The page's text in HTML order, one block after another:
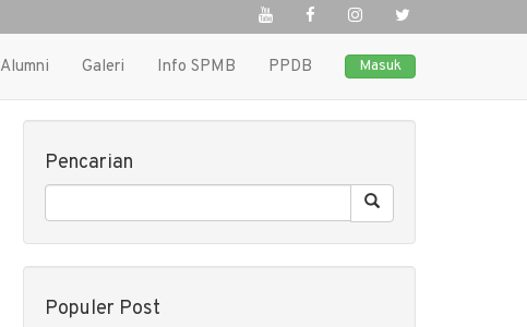
Alumni Galeri Info SPMB PPDB Masuk
Pencarian
Populer Post